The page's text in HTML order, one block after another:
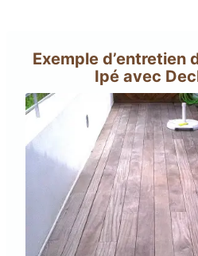
Exemple d’entretien
Ipé avec